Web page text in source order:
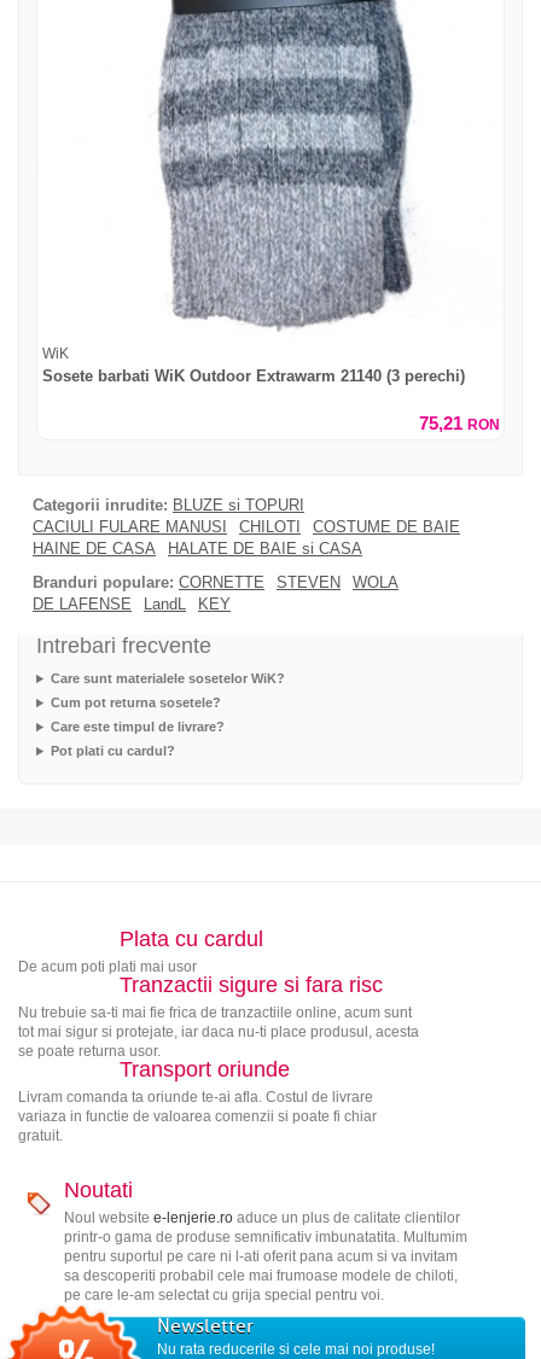
WiK
Sosete barbati WiK Outdoor Extrawarm 21140 (3 perechi)
75,21 RON
Categorii inrudite: BLUZE si TOPURI
CACIULI FULARE MANUSI
CHILOTI
COSTUME DE BAIE
HAINE DE CASA
HALATE DE BAIE si CASA
Branduri populare: CORNETTE STEVEN
WOLA
DE LAFENSE
LandL KEY
Intrebari frecvente
Care sunt materialele sosetelor WiK?
Cum pot returna sosetele?
Care este timpul de livrare?
Pot plati cu cardul?
Plata cu cardul
De acum poti plati mai usor
Tranzactii sigure si fara risc
Nu trebuie sa-ti mai fie frica de tranzactiile online, acum sunt
tot mai sigur si protejate, iar daca nu-ti place produsul, acesta
se poate returna usor.
Transport oriunde
Livram comanda ta oriunde te-ai afla. Costul de livrare
variaza in functie de valoarea comenzii si poate fi chiar
gratuit.
Noutati
Noul website e-lenjerie.roaduce un plus de calitate clientilor
printr-o gama de produse semnificativ imbunatatita. Multumim
pentru suportul pe care ni l-ati oferit pana acum si va invitam
sa descoperiti probabil cele mai frumoase modele de chiloti,
pe care le-am selectat cu grija special pentru voi.
Newsletter
Nu rata reducerile si cele mai noi produse!